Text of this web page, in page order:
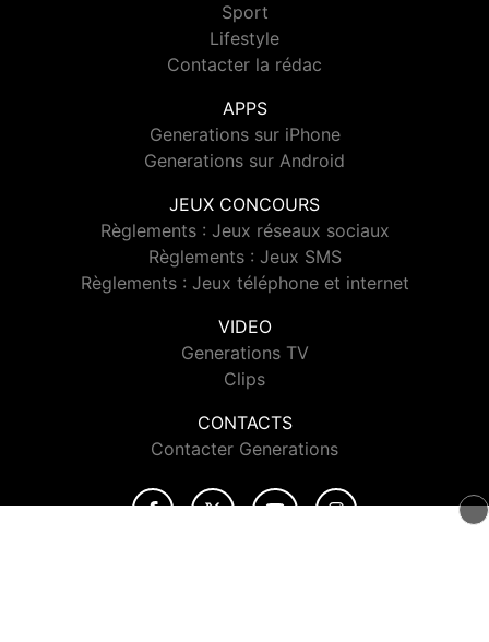
Sport
Lifestyle
Contacter la rédac
APPS
Generations sur iPhone
Generations sur Android
JEUX CONCOURS
Règlements : Jeux réseaux sociaux
Règlements : Jeux SMS
Règlements : Jeux téléphone et internet
VIDEO
Generations TV
Clips
CONTACTS
Contacter Generations